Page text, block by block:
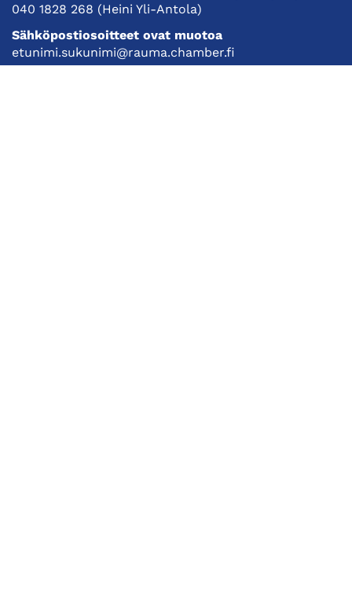
040 1828 268 (Heini Yli-Antola)
Sähköpostiosoitteet ovat muotoa
etunimi.sukunimi@rauma.chamber.fi